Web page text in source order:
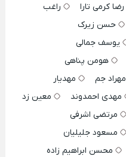
رضا کرمی تارا
راغب
حسن زیرک
یوسف جمالی
هومن پناهی
مهراد جم
مهدیار
مهدی احمدوند
معین زد
مرتضی اشرفی
مسعود جلیلیان
محسن ابراهیم زاده